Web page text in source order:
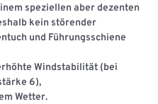
speziellen aber dezenten
kein störender
und Führungsschiene
Windstabilität (bei
6),
Wetter.